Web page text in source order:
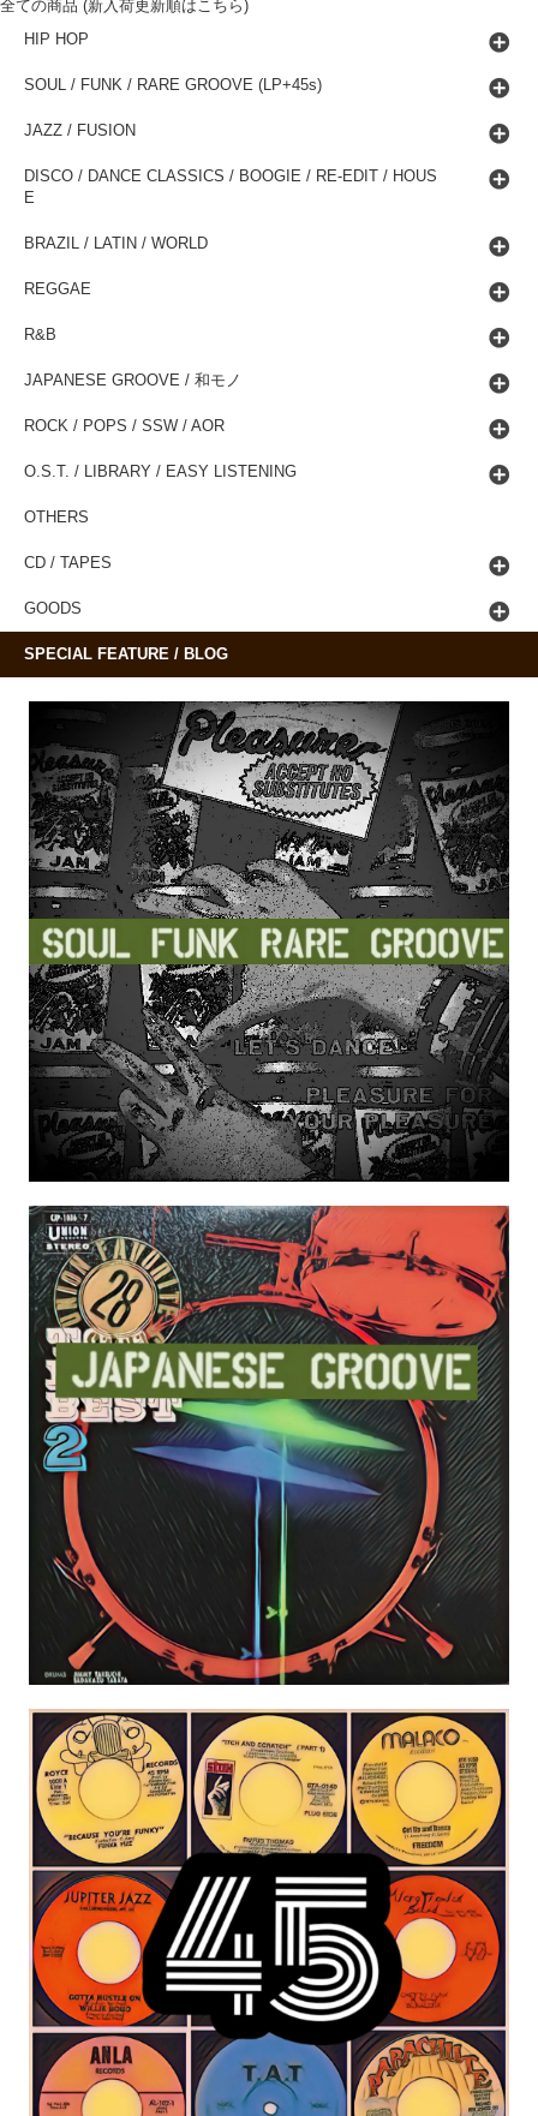
全ての商品 (新入荷更新順はこちら)
HIP HOP
SOUL / FUNK / RARE GROOVE (LP+45s)
JAZZ / FUSION
DISCO / DANCE CLASSICS / BOOGIE / RE-EDIT / HOUS
E
BRAZIL / LATIN / WORLD
REGGAE
R&B
JAPANESE GROOVE / 和モノ
ROCK / POPS / SSW / AOR
O.S.T. / LIBRARY / EASY LISTENING
OTHERS
CD / TAPES
GOODS
SPECIAL FEATURE / BLOG